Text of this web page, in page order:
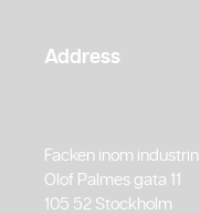
Address
Facken inom industrin
Olof Palmes gata 11
105 52 Stockholm